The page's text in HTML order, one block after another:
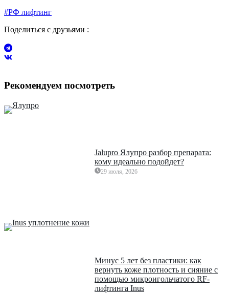
#РФ лифтинг
Поделиться с друзьями :
Рекомендуем посмотреть
Jalupro Ялупро разбор препарата:
кому идеально подойдет?
29 июля, 2026
Минус 5 лет без пластики: как
вернуть коже плотность и сияние с
помощью микроигольчатого RF-
лифтинга Inus